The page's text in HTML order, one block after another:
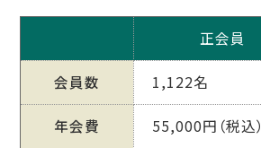
正会員
会員数 1,122名
年会費 55,000円（税込）